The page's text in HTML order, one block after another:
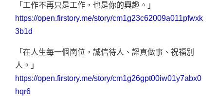
「工作不再只是工作，也是你的興趣。」
https://open.firstory.me/story/cm1g23c62009a011pfwxk
3b1d
「在人生每一個崗位，誠信待人、認真做事、祝福別
人。」
https://open.firstory.me/story/cm1g26gpt00iw01y7abx0
hqr6